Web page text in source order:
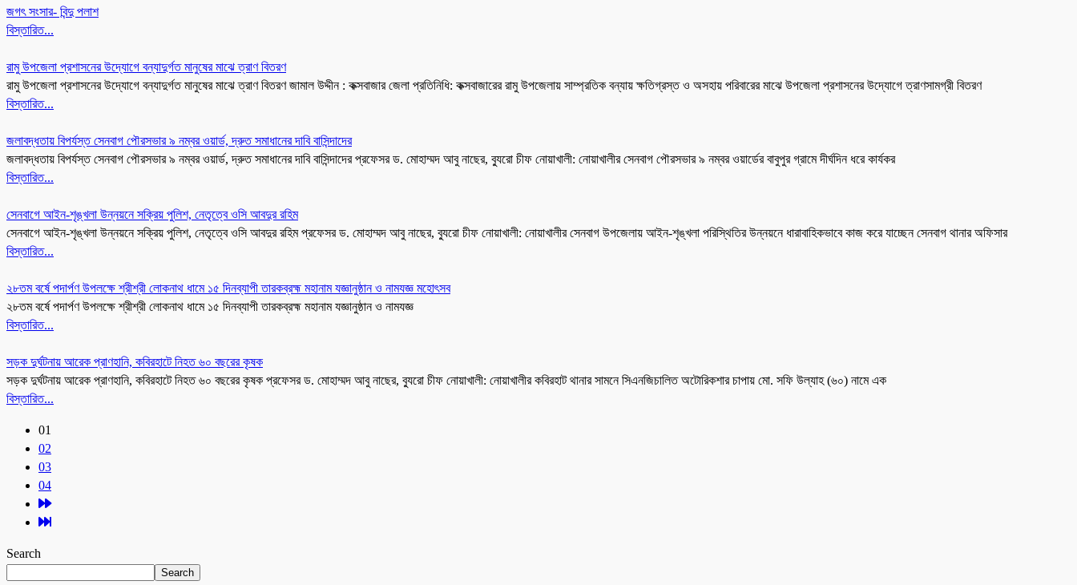
জগৎ সংসার- বিন্দু পলাশ
বিস্তারিত...
রামু উপজেলা প্রশাসনের উদ্যোগে বন্যাদুর্গত মানুষের মাঝে ত্রাণ বিতরণ
রামু উপজেলা প্রশাসনের উদ্যোগে বন্যাদুর্গত মানুষের মাঝে ত্রাণ বিতরণ জামাল উদ্দীন : কক্সবাজার জেলা প্রতিনিধি: কক্সবাজারের রামু উপজেলায় সাম্প্রতিক বন্যায় ক্ষতিগ্রস্ত ও অসহায় পরিবারের মাঝে উপজেলা প্রশাসনের উদ্যোগে ত্রাণসামগ্রী বিতরণ
বিস্তারিত...
জলাবদ্ধতায় বিপর্যস্ত সেনবাগ পৌরসভার ৯ নম্বর ওয়ার্ড, দ্রুত সমাধানের দাবি বাসিন্দাদের
জলাবদ্ধতায় বিপর্যস্ত সেনবাগ পৌরসভার ৯ নম্বর ওয়ার্ড, দ্রুত সমাধানের দাবি বাসিন্দাদের প্রফেসর ড. মোহাম্মদ আবু নাছের, ব্যুরো চীফ নোয়াখালী: নোয়াখালীর সেনবাগ পৌরসভার ৯ নম্বর ওয়ার্ডের বাবুপুর গ্রামে দীর্ঘদিন ধরে কার্যকর
বিস্তারিত...
সেনবাগে আইন-শৃঙ্খলা উন্নয়নে সক্রিয় পুলিশ, নেতৃত্বে ওসি আবদুর রহিম
সেনবাগে আইন-শৃঙ্খলা উন্নয়নে সক্রিয় পুলিশ, নেতৃত্বে ওসি আবদুর রহিম প্রফেসর ড. মোহাম্মদ আবু নাছের, ব্যুরো চীফ নোয়াখালী: নোয়াখালীর সেনবাগ উপজেলায় আইন-শৃঙ্খলা পরিস্থিতির উন্নয়নে ধারাবাহিকভাবে কাজ করে যাচ্ছেন সেনবাগ থানার অফিসার
বিস্তারিত...
২৮তম বর্ষে পদার্পণ উপলক্ষে শ্রীশ্রী লোকনাথ ধামে ১৫ দিনব্যাপী তারকব্রহ্ম মহানাম যজ্ঞানুষ্ঠান ও নামযজ্ঞ মহোৎসব
২৮তম বর্ষে পদার্পণ উপলক্ষে শ্রীশ্রী লোকনাথ ধামে ১৫ দিনব্যাপী তারকব্রহ্ম মহানাম যজ্ঞানুষ্ঠান ও নামযজ্ঞ
বিস্তারিত...
সড়ক দুর্ঘটনায় আরেক প্রাণহানি, কবিরহাটে নিহত ৬০ বছরের কৃষক
সড়ক দুর্ঘটনায় আরেক প্রাণহানি, কবিরহাটে নিহত ৬০ বছরের কৃষক প্রফেসর ড. মোহাম্মদ আবু নাছের, ব্যুরো চীফ নোয়াখালী: নোয়াখালীর কবিরহাট থানার সামনে সিএনজিচালিত অটোরিকশার চাপায় মো. সফি উল্যাহ (৬০) নামে এক
বিস্তারিত...
01
02
03
04
Search
Search